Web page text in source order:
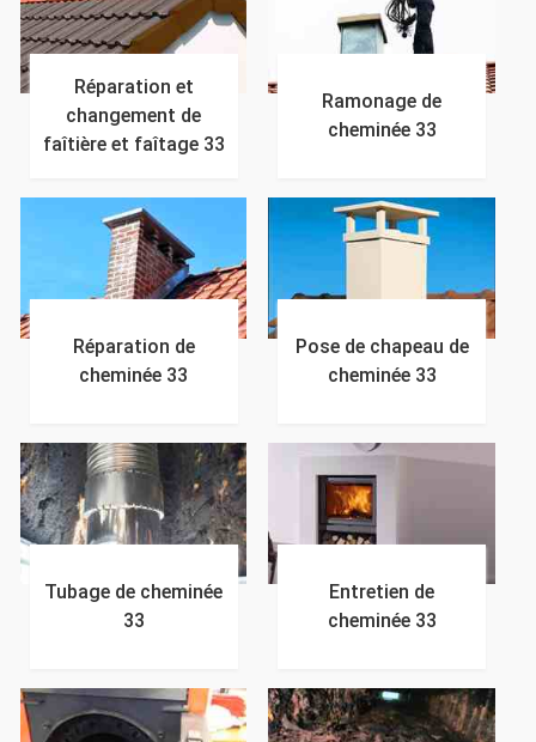
Réparation et
changement de
faîtière et faîtage 33
Ramonage de
cheminée 33
Réparation de
cheminée 33
Pose de chapeau de
cheminée 33
Tubage de cheminée
33
Entretien de
cheminée 33